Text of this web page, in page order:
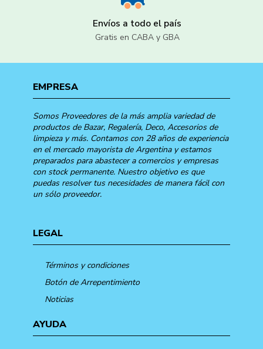
Envíos a todo el país
Gratis en CABA y GBA
EMPRESA
Somos Proveedores de la más amplia variedad de
productos de Bazar, Regalería, Deco, Accesorios de
limpieza y más. Contamos con 28 años de experiencia
en el mercado mayorista de Argentina y estamos
preparados para abastecer a comercios y empresas
con stock permanente. Nuestro objetivo es que
puedas resolver tus necesidades de manera fácil con
un sólo proveedor.
LEGAL
Términos y condiciones
Botón de Arrepentimiento
Noticias
AYUDA